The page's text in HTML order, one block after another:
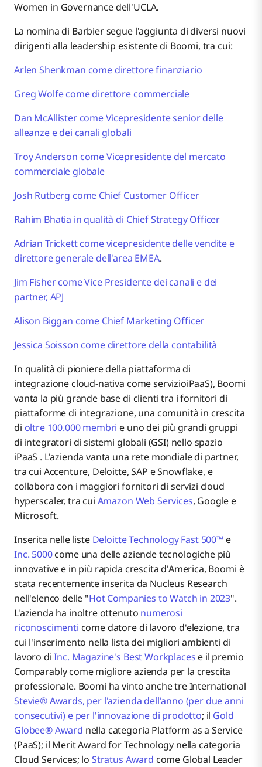
Women in Governance dell'UCLA.
La nomina di Barbier segue l'aggiunta di diversi nuovi
dirigenti alla leadership esistente di Boomi, tra cui:
Arlen Shenkman come direttore finanziario
Greg Wolfe come direttore commerciale
Dan McAllister come Vicepresidente senior delle
alleanze e dei canali globali
Troy Anderson come Vicepresidente del mercato
commerciale globale
Josh Rutberg come Chief Customer Officer
Rahim Bhatia in qualità di Chief Strategy Officer
Adrian Trickett come vicepresidente delle vendite e
direttore generale dell'area EMEA.
Jim Fisher come Vice Presidente dei canali e dei
partner, APJ
Alison Biggan come Chief Marketing Officer
Jessica Soisson come direttore della contabilità
In qualità di pioniere della piattaforma di
integrazione cloud-nativa come servizioiPaaS), Boomi
vanta la più grande base di clienti tra i fornitori di
piattaforme di integrazione, una comunità in crescita
di oltre 100.000 membri e uno dei più grandi gruppi
di integratori di sistemi globali (GSI) nello spazio
iPaaS . L'azienda vanta una rete mondiale di partner,
tra cui Accenture, Deloitte, SAP e Snowflake, e
collabora con i maggiori fornitori di servizi cloud
hyperscaler, tra cui Amazon Web Services, Google e
Microsoft.
Inserita nelle liste Deloitte Technology Fast 500™ e
Inc. 5000come una delle aziende tecnologiche più
innovative e in più rapida crescita d'America, Boomi è
stata recentemente inserita da Nucleus Research
nell'elenco delle "Hot Companies to Watch in 2023".
L'azienda ha inoltre ottenuto numerosi
riconoscimenti come datore di lavoro d'elezione, tra
cui l'inserimento nella lista dei migliori ambienti di
lavoro diInc. Magazine's Best Workplaces e il premio
Comparably come migliore azienda per la crescita
professionale. Boomi ha vinto anche tre International
Stevie® Awards, per l'azienda dell'anno (per due anni
consecutivi) e per l'innovazione di prodotto; il Gold
Globee® Award nella categoria Platform as a Service
(PaaS); il Merit Award for Technology nella categoria
Cloud Services; lo Stratus Award come Global Leader